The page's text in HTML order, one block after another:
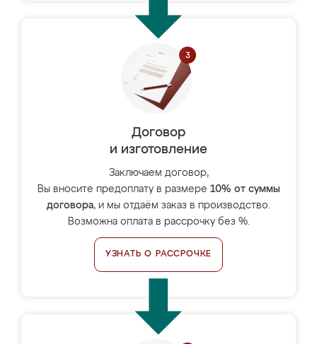
Договор
и изготовление
Заключаем договор,
Вы вносите предоплату в размере 10% от суммы
договора, и мы отдаём заказ в производство.
Возможна оплата в рассрочку без %.
УЗНАТЬ О РАССРОЧКЕ